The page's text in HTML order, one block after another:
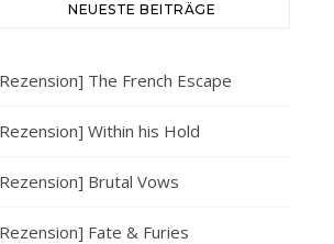
NEUESTE BEITRÄGE
The French Escape
Within his Hold
Brutal Vows
Fate & Furies